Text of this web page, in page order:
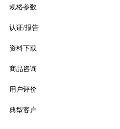
规格参数
认证/报告
资料下载
商品咨询
用户评价
典型客户